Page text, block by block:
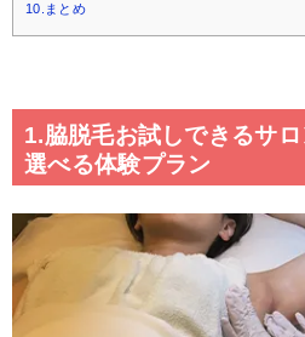
10.まとめ
1.脇脱毛お試しできるサ
選べる体験プラン